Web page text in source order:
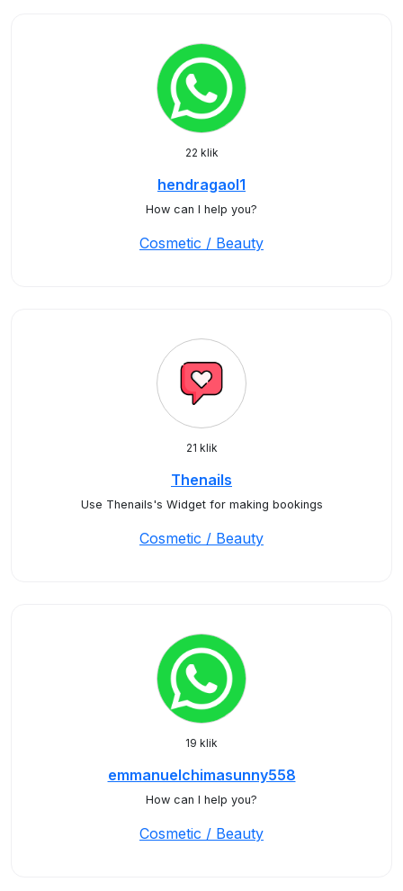
22 klik
hendragaol1
How can I help you?
Cosmetic / Beauty
21 klik
Thenails
Use Thenails's Widget for making bookings
Cosmetic / Beauty
19 klik
emmanuelchimasunny558
How can I help you?
Cosmetic / Beauty